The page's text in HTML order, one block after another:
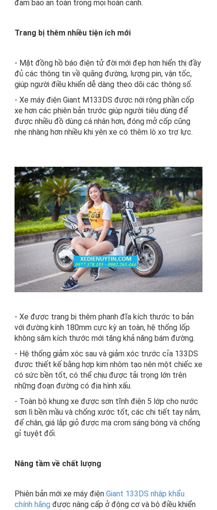
đảm bảo an toàn trong mọi hoàn cảnh.
Trang bị thêm nhiều tiện ích mới
- Mặt đồng hồ báo điện tử đời mới đẹp hơn hiển thị đầy
đủ các thông tin về quãng đường, lượng pin, vận tốc,
giúp người điều khiển dễ dàng theo dõi các thông số.
- Xe máy điện Giant M133DS được nới rộng phần cốp
xe hơn các phiên bản trước giúp người tiêu dùng để
được nhiều đồ dùng cá nhân hơn, đóng mở cốp cũng
nhẹ nhàng hơn nhiều khi yên xe có thêm lò xo trợ lực.
- Xe được trang bị thêm phanh đĩa kích thước to bản
với đường kính 180mm cực kỳ an toàn, hệ thống lốp
không săm kích thước mới tăng khả năng bám đường.
- Hệ thống giảm xóc sau và giảm xóc trước cỉa 133DS
được thiết kế bằng hợp kim nhôm tạo nên một chiếc xe
có sức bền tốt, có thể chịu được tải trọng lớn trên
những đoạn đường có địa hình xấu.
- Toàn bộ khung xe được sơn tĩnh điện 5 lớp cho nước
sơn lì bền mầu và chống xước tốt, các chi tiết tay nắm,
để chân, giá lắp giỏ được mạ crom sáng bóng và chống
gỉ tuyệt đối.
Nâng tầm về chất lượng
Phiên bản mới xe máy điện Giant 133DS nhập khẩu
chính hãng được nâng cấp ở động cơ và bộ điều khiển